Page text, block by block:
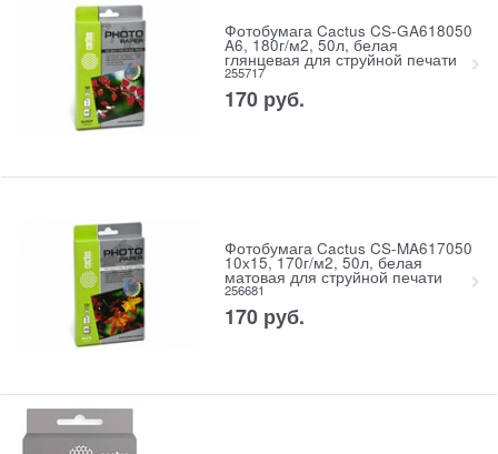
Фотобумага Cactus CS-GA618050
A6, 180г/м2, 50л, белая
глянцевая для струйной печати
255717
170 руб.
Фотобумага Cactus CS-MA617050
10x15, 170г/м2, 50л, белая
матовая для струйной печати
256681
170 руб.